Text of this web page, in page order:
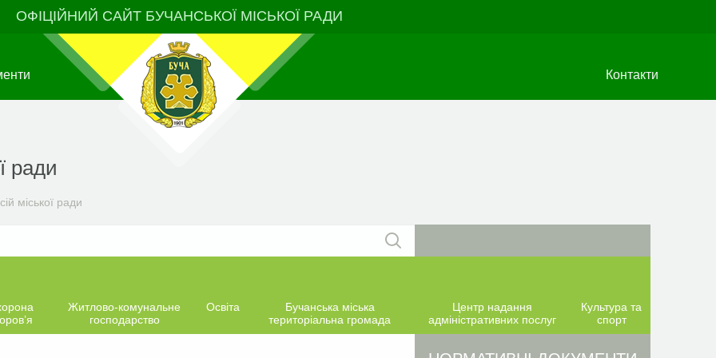
ОФІЦІЙНИЙ САЙТ БУЧАНСЬКОЇ МІСЬКОЇ РАДИ
Контакти
ради
міської ради
Житлово-комунальне
господарство
Освіта
Бучанська міська
територіальна громада
Центр надання
адміністративних послуг
Культура та
спорт